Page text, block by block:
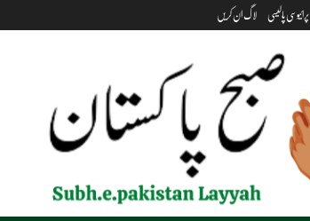
پرائیوسی پالیسی لاگ ان کریں